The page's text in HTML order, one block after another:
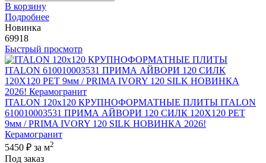
В корзину
Подробнее
Новинка
69918
Быстрый просмотр
ITALON 120x120 КРУПНОФОРМАТНЫЕ ПЛИТЫ ITALON
610010003531 ПРИМА АЙВОРИ 120 СИЛК 120Х120 РЕТ
9мм / PRIMA IVORY 120 SILK НОВИНКА 2026!
Керамогранит
5450 ₽ за м2
Под заказ